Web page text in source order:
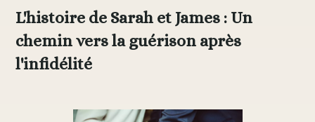
L'histoire de Sarah et James : Un
chemin vers la guérison après
l'infidélité